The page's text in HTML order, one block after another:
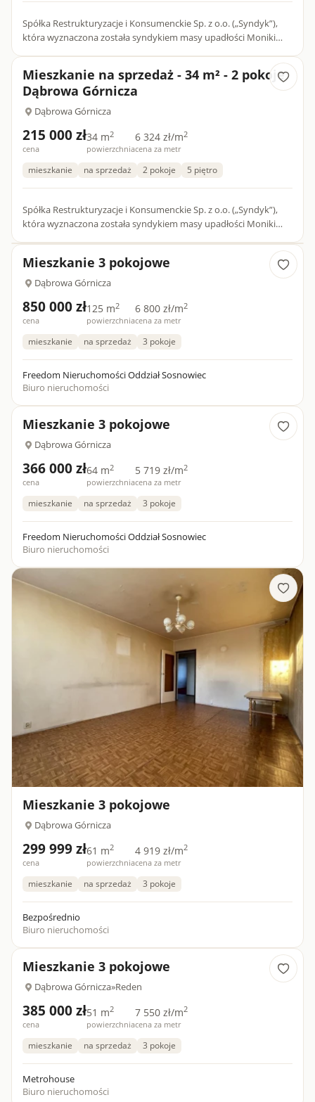
Spółka Restrukturyzacje i Konsumenckie Sp. z o.o. („Syndyk”),
która wyznaczona została syndykiem masy upadłości Moniki
Mieszkanie na sprzedaż - 34 m² - 2 pokoje
Dąbrowa Górnicza
Dąbrowa Górnicza
215 000 zł
cena
34 m2
powierzchnia
6 324 zł/m2
cena za metr
mieszkanie na sprzedaż 2 pokoje 5 piętro
Spółka Restrukturyzacje i Konsumenckie Sp. z o.o. („Syndyk”),
która wyznaczona została syndykiem masy upadłości Moniki
Mieszkanie 3 pokojowe
Dąbrowa Górnicza
850 000 zł
cena
125 m2
powierzchnia
6 800 zł/m2
cena za metr
mieszkanie na sprzedaż 3 pokoje
Freedom Nieruchomości Oddział Sosnowiec
Biuro nieruchomości
Mieszkanie 3 pokojowe
Dąbrowa Górnicza
366 000 zł
cena
64 m2
powierzchnia
5 719 zł/m2
cena za metr
mieszkanie na sprzedaż 3 pokoje
Freedom Nieruchomości Oddział Sosnowiec
Biuro nieruchomości
Mieszkanie 3 pokojowe
Dąbrowa Górnicza
299 999 zł
cena
61 m2
powierzchnia
4 919 zł/m2
cena za metr
mieszkanie na sprzedaż 3 pokoje
Bezpośrednio
Biuro nieruchomości
Mieszkanie 3 pokojowe
Dąbrowa Górnicza»Reden
385 000 zł
cena
51 m2
powierzchnia
7 550 zł/m2
cena za metr
mieszkanie na sprzedaż 3 pokoje
Metrohouse
Biuro nieruchomości